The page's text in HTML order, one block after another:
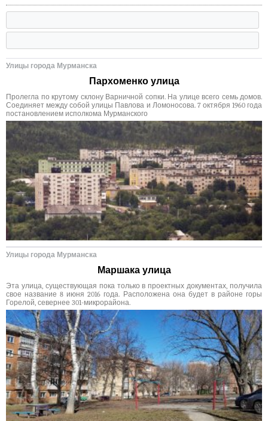
Улицы города Мурманска
Пархоменко улица
Пролегла по крутому склону Варничной сопки. На улице всего семь домов.
Соединяет между собой улицы Павлова и Ломоносова. 7 октября 1960 года
постановлением исполкома Мурманского
Улицы города Мурманска
Маршака улица
Эта улица, существующая пока только в проектных документах, получила
свое название 8 июня 2016 года. Расположена она будет в районе горы
Горелой, севернее 301-микрорайона.